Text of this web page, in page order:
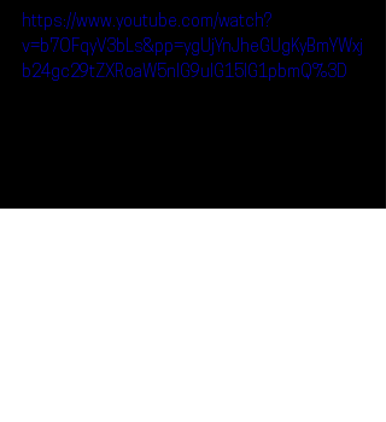
https://www.youtube.com/watch?
v=b7OFqyV3bLs&pp=ygUjYnJheGUgKyBmYWxj
b24gc29tZXRoaW5nIG9uIG15IG1pbmQ%3D